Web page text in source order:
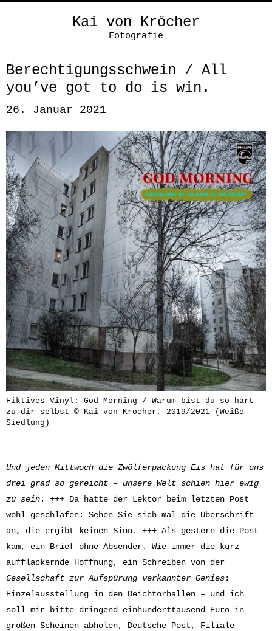
Kai von Kröcher
Fotografie
Berechtigungsschwein / All
you’ve got to do is win.
26. Januar 2021
Fiktives Vinyl: God Morning / Warum bist du so hart
zu dir selbst © Kai von Kröcher, 2019/2021 (Weiße
Siedlung)
Und jeden Mittwoch die Zwölferpackung Eis hat für uns
drei grad so gereicht – unsere Welt schien hier ewig
zu sein. +++ Da hatte der Lektor beim letzten Post
wohl geschlafen: Sehen Sie sich mal die Überschrift
an, die ergibt keinen Sinn. +++ Als gestern die Post
kam, ein Brief ohne Absender. Wie immer die kurz
aufflackernde Hoffnung, ein Schreiben von der
Gesellschaft zur Aufspürung verkannter Genies:
Einzelausstellung in den Deichtorhallen – und ich
soll mir bitte dringend einhunderttausend Euro in
großen Scheinen abholen, Deutsche Post, Filiale